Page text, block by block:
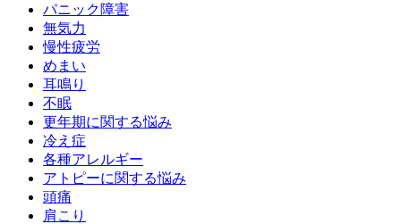
パニック障害
無気力
慢性疲労
めまい
耳鳴り
不眠
更年期に関する悩み
冷え症
各種アレルギー
アトピーに関する悩み
頭痛
肩こり